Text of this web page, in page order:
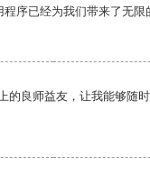
序已经为我们带来了无限
的良师益友，让我能够随